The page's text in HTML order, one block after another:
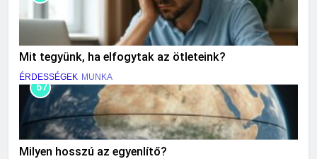
Mit tegyünk, ha elfogytak az ötleteink?
ÉRDESSÉGEK MUNKA
67
Milyen hosszú az egyenlítő?